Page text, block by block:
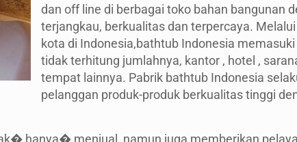
dan off line di berbagai toko bahan bangunan
terjangkau, berkualitas dan terpercaya.
kota di Indonesia,bathtub Indonesia
tidak terhitung jumlahnya, kantor , hotel ,
tempat lainnya. Pabrik bathtub Indonesia
pelanggan produk-produk berkualitas tinggi
hanya� menjual, namun juga memberikan